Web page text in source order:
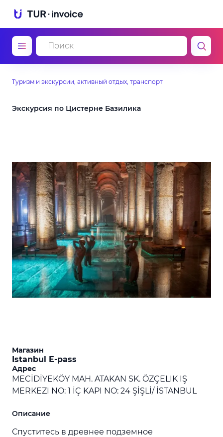
Туризм и экскурсии, активный отдых, транспорт
Экскурсия по Цистерне Базилика
Магазин
Istanbul E-pass
Адрес
MECİDİYEKÖY MAH. ATAKAN SK. ÖZÇELIK IŞ
MERKEZI NO: 1 İÇ KAPI NO: 24 ŞİŞLİ/ İSTANBUL
Описание
Спуститесь в древнее подземное